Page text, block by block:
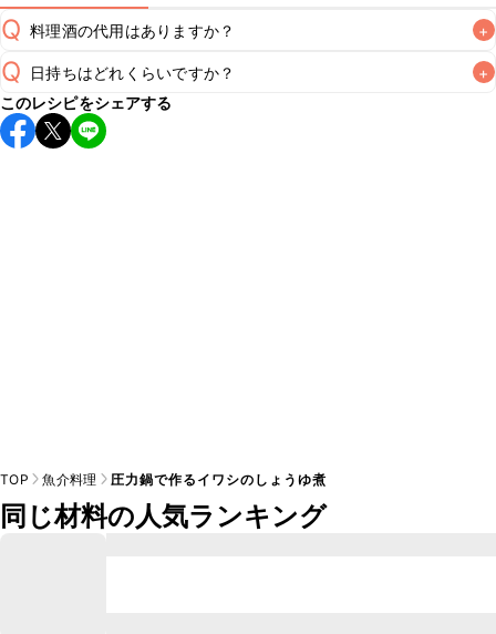
Q 料理酒の代用はありますか？ +
A
Q 日持ちはどれくらいですか？ +
保存期間は冷蔵で翌日中が目安です。なるべくお早めにお召
し上がりください。
このレシピをシェアする
TOP 魚介料理 圧力鍋で作るイワシのしょうゆ煮
同じ材料の人気ランキング